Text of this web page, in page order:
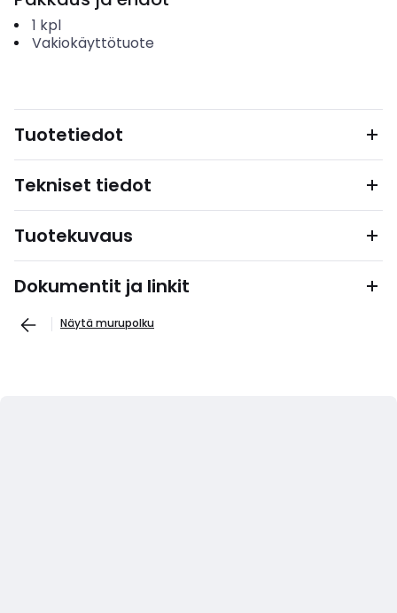
1 kpl
Vakiokäyttötuote
Tuotetiedot
Tekniset tiedot
Tuotekuvaus
Dokumentit ja linkit
Näytä murupolku